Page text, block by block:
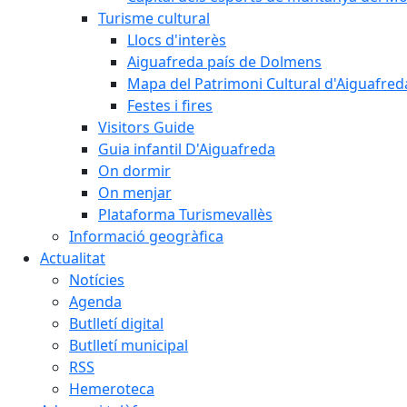
Turisme cultural
Llocs d'interès
Aiguafreda país de Dolmens
Mapa del Patrimoni Cultural
Festes i fires
Visitors Guide
Guia infantil D'Aiguafreda
On dormir
On menjar
Plataforma Turismevallès
Informació geogràfica
Actualitat
Notícies
Agenda
Butlletí digital
Butlletí municipal
RSS
Hemeroteca